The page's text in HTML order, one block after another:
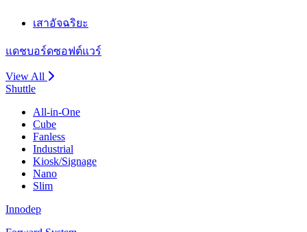
เสาอัจฉริยะ
แดชบอร์ดซอฟต์แวร์
View All
Shuttle
All-in-One
Cube
Fanless
Industrial
Kiosk/Signage
Nano
Slim
Innodep